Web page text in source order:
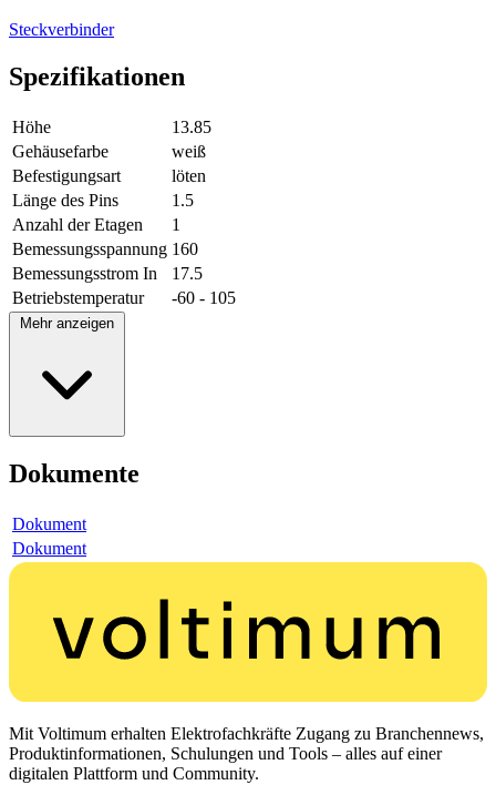
Steckverbinder
Spezifikationen
Höhe
13.85
Gehäusefarbe
weiß
Befestigungsart
löten
Länge des Pins
1.5
Anzahl der Etagen
1
Bemessungsspannung 160
Bemessungsstrom In
17.5
Betriebstemperatur
-60 - 105
Mehr anzeigen
Dokumente
Dokument
Dokument
Mit Voltimum erhalten Elektrofachkräfte Zugang zu Branchennews,
Produktinformationen, Schulungen und Tools – alles auf einer
digitalen Plattform und Community.